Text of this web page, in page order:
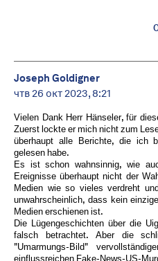
Joseph Goldigner
чтв 26 окт 2023, 8:21
Vielen Dank Herr Hänseler, für
Zuerst lockte er mich nicht zum
überhaupt alle Berichte, die ich
gelesen habe.
Es ist schon wahnsinnig, wie
Ereignisse überhaupt nicht der
Medien wie so vieles verdreht
unwahrscheinlich, dass kein
Medien erschienen ist.
Die Lügengeschichten über die
falsch betrachtet. Aber die
"Umarmungs-Bild"
einflussreichen Fake-News-US-